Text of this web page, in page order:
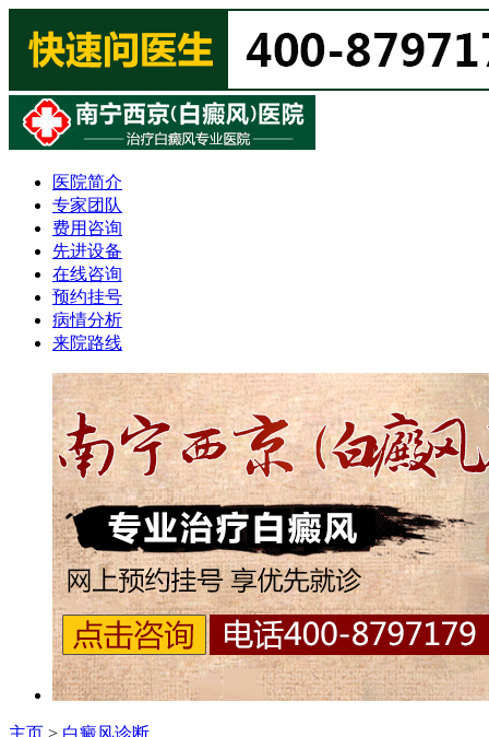
医院简介
专家团队
费用咨询
先进设备
在线咨询
预约挂号
病情分析
来院路线
主页 > 白癜风诊断